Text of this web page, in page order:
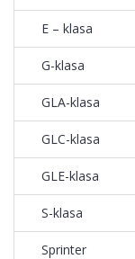
E – klasa
G-klasa
GLA-klasa
GLC-klasa
GLE-klasa
S-klasa
Sprinter